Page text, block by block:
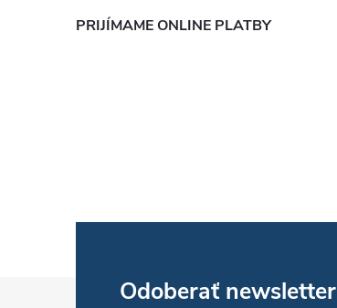
PRIJÍMAME ONLINE PLATBY
Odoberať newsletter